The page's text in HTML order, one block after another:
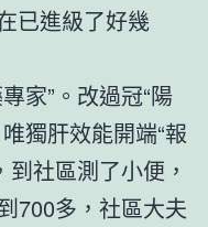
已進級了好幾
家”。改過冠“陽
獨肝效能開端“報
社區測了小便，
700多，社區大夫